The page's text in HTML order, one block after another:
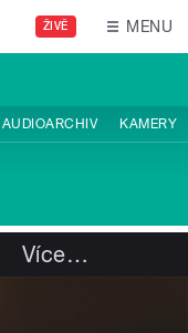
ŽIVĚ MENU
AUDIOARCHIV KAMERY
Více…